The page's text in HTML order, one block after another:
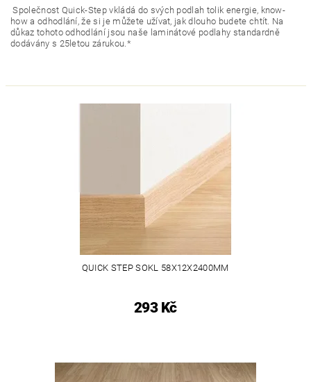
Společnost Quick-Step vkládá do svých podlah tolik energie, know-
how a odhodlání, že si je můžete užívat, jak dlouho budete chtít. Na
důkaz tohoto odhodlání jsou naše laminátové podlahy standardně
dodávány s 25letou zárukou.*
QUICK STEP SOKL 58X12X2400MM
293 Kč